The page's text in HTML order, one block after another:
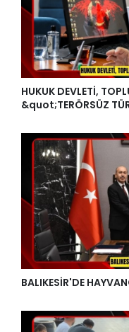
HUKUK DEVLETİ,
&quot;TERÖRSÜZ
BALIKESİR'DE